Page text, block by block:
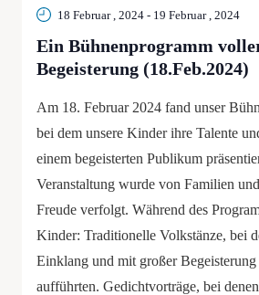
Ein Bühnenprogramm
Begeisterung (18.Feb.2024)
18 Februar , 2024 - 19 Februar , 2024
Am 18. Februar 2024 fand unser
bei dem unsere Kinder ihre Talente
einem begeisterten Publikum
Veranstaltung wurde von Familien
Freude verfolgt. Während des
Kinder: Traditionelle Volkstänze, bei
Einklang und mit großer
aufführten. Gedichtvorträge, bei